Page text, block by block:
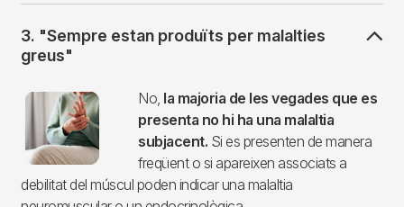
3. "Sempre estan produïts per malalties
greus"
Imagen No, la majoria de les vegades que es
presenta no hi ha una malaltia
subjacent. Si es presenten de manera
freqüent o si apareixen associats a
debilitat del múscul poden indicar una malaltia